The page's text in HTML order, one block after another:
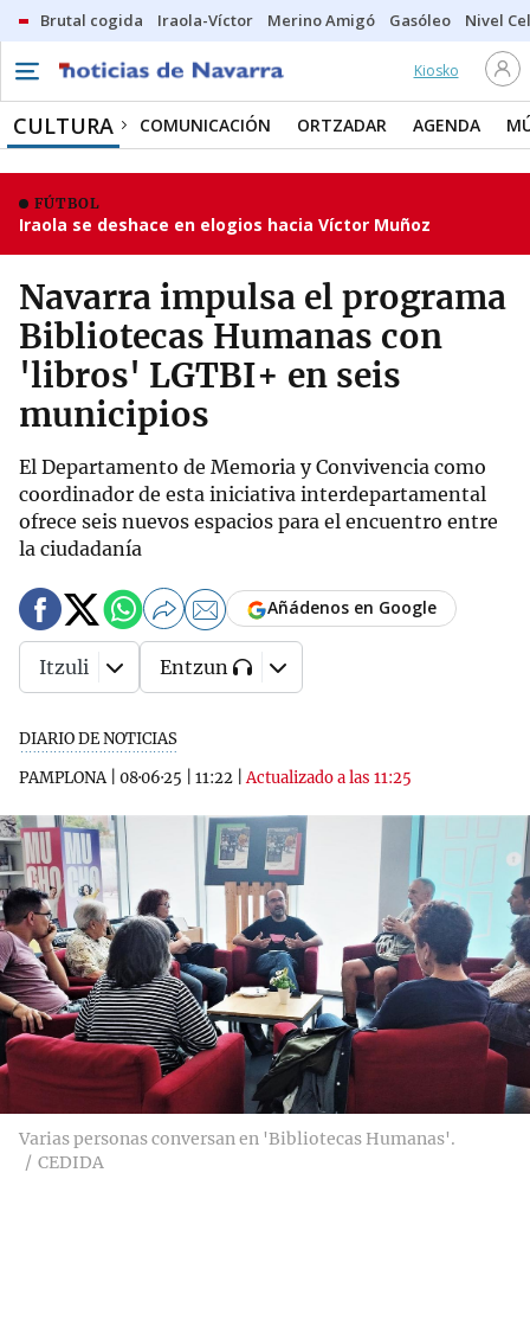
Brutal cogida Iraola-Víctor Merino Amigó Gasóleo Nivel
Kiosko
CULTURA COMUNICACIÓN ORTZADAR AGENDA
FÚTBOL
Iraola se deshace en elogios hacia Víctor Muñoz
Navarra impulsa el programa
Bibliotecas Humanas con
'libros' LGTBI+ en seis
municipios
El Departamento de Memoria y Convivencia como
coordinador de esta iniciativa interdepartamental
ofrece seis nuevos espacios para el encuentro entre
la ciudadanía
DIARIO DE NOTICIAS
PAMPLONA| 08·06·25 11:22 |Actualizado a las 11:25
Añádenos en Google
Itzuli Entzun
Varias personas conversan en 'Bibliotecas Humanas'.
CEDIDA